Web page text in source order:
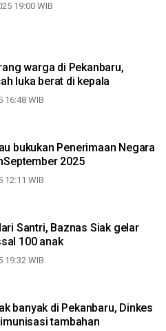
19:00 WIB
warga di Pekanbaru,
luka berat di kepala
16:48 WIB
bukukan Penerimaan Negara
2025
12:11 WIB
Santri, Baznas Siak gelar
100 anak
19:32 WIB
banyak di Pekanbaru, Dinkes
tambahan